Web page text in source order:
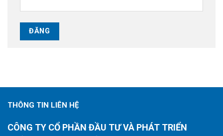
THÔNG TIN LIÊN HỆ
CÔNG TY CỔ PHẦN ĐẦU TƯ VÀ PHÁT TRIỂN